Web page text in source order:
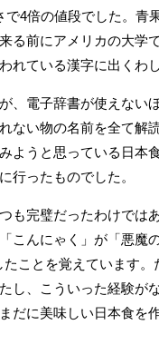
4倍の値段でした。青
る前にアメリカの大学
れている漢字に出くわ
、電子辞書が使えない
ない物の名前を全て解
ようと思っている日本
行ったものでした。
も完璧だったわけでは
こんにゃく」が「悪魔
ことを覚えています
し、こういった経験が
だに美味しい日本食を